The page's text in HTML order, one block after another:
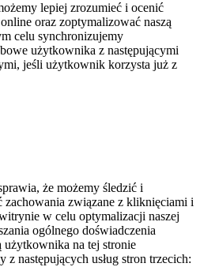
lepiej zrozumieć i ocenić
oraz zoptymalizować naszą
celu synchronizujemy
użytkownika z następującymi
jeśli użytkownik korzysta już z
że możemy śledzić i
zachowania związane z kliknięciami i
w celu optymalizacji naszej
ogólnego doświadczenia
na tej stronie
z następujących usług stron trzecich: